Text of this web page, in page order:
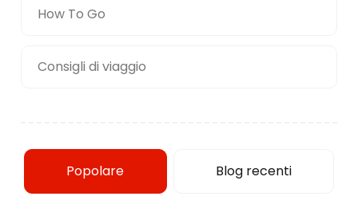
How To Go
Consigli di viaggio
Popolare Blog recenti